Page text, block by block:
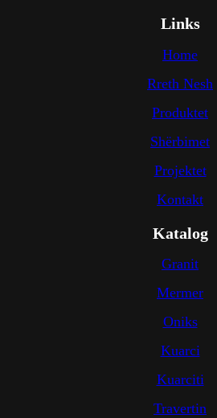
Links
Home
Rreth Nesh
Produktet
Shërbimet
Projektet
Kontakt
Katalog
Granit
Mermer
Oniks
Kuarci
Kuarciti
Travertin